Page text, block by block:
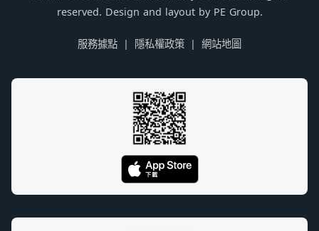
reserved. Design and layout by PE Group.
服務據點 隱私權政策 網站地圖